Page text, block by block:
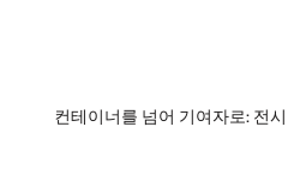
컨테이너를 넘어 기여자로: 전